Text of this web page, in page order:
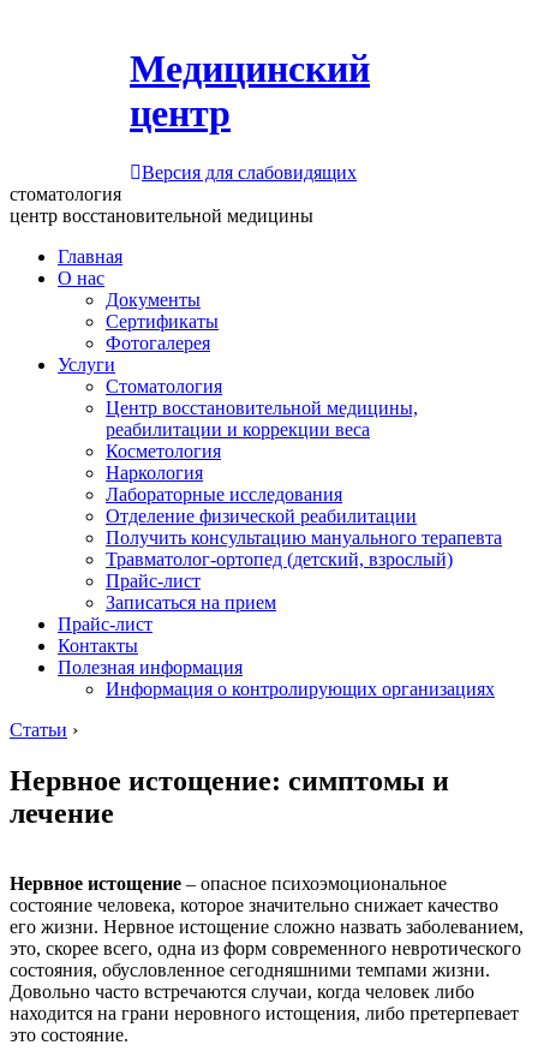
Медицинский
центр
Версия для слабовидящих
стоматология
центр восстановительной медицины
Главная
О нас
Документы
Сертификаты
Фотогалерея
Услуги
Стоматология
Центр восстановительной медицины,
реабилитации и коррекции веса
Косметология
Наркология
Лабораторные исследования
Отделение физической реабилитации
Получить консультацию мануального терапевта
Травматолог-ортопед (детский, взрослый)
Прайс-лист
Записаться на прием
Прайс-лист
Контакты
Полезная информация
Информация о контролирующих организациях
Статьи ›
Нервное истощение: симптомы и
лечение
Нервное истощение – опасное психоэмоциональное
состояние человека, которое значительно снижает качество
его жизни. Нервное истощение сложно назвать заболеванием,
это, скорее всего, одна из форм современного невротического
состояния, обусловленное сегодняшними темпами жизни.
Довольно часто встречаются случаи, когда человек либо
находится на грани неровного истощения, либо претерпевает
это состояние.